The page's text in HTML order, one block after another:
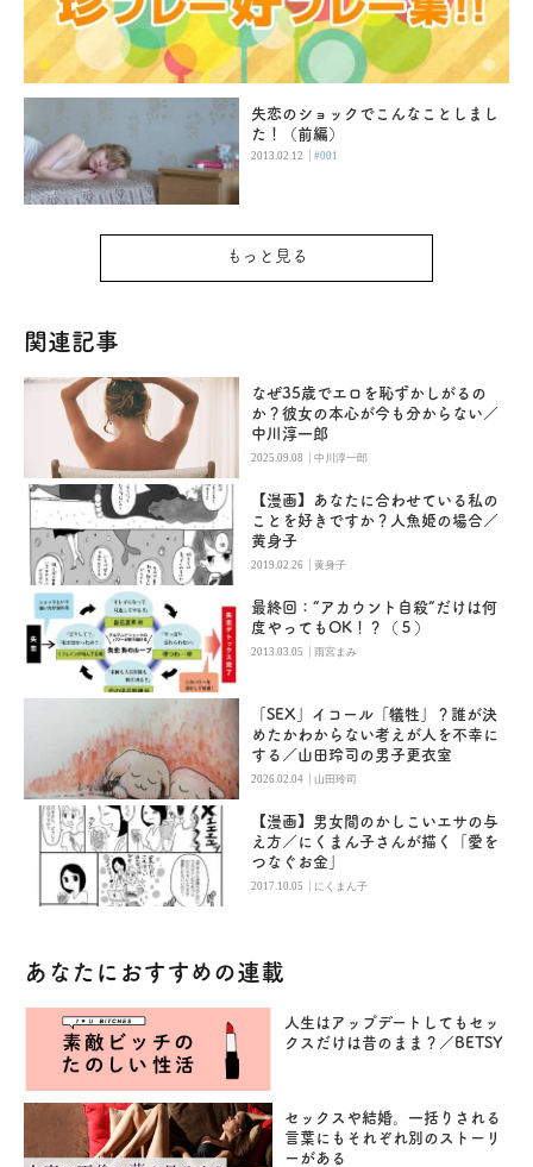
失恋のショックでこんなことしまし
た！（前編）
2013.02.12 |#001
もっと見る
関連記事
なぜ35歳でエロを恥ずかしがるの
か？彼女の本心が今も分からない／
中川淳一郎
2025.09.08 |中川淳一郎
【漫画】あなたに合わせている私の
ことを好きですか？人魚姫の場合／
黄身子
2019.02.26 |黄身子
最終回：“アカウント自殺”だけは何
度やってもOK！？（５）
2013.03.05 |雨宮まみ
「SEX」イコール「犠牲」？誰が決
めたかわからない考えが人を不幸に
する／山田玲司の男子更衣室
2026.02.04 |山田玲司
【漫画】男女間のかしこいエサの与
え方／にくまん子さんが描く「愛を
つなぐお金」
2017.10.05 | にくまん子
あなたにおすすめの連載
人生はアップデートしてもセッ
クスだけは昔のまま？／BETSY
セックスや結婚。一括りされる
言葉にもそれぞれ別のストーリ
ーがある